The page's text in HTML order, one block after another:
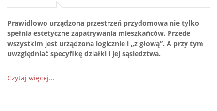
Prawidłowo urządzona przestrzeń przydomowa nie tylko
spełnia estetyczne zapatrywania mieszkańców. Przede
wszystkim jest urządzona logicznie i „z głową”. A przy tym
uwzględniać specyfikę działki i jej sąsiedztwa.
Czytaj więcej...